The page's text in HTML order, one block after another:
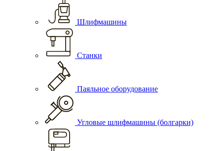
Шлифмашины
Станки
Паяльное оборудование
Угловые шлифмашины (болгарки)